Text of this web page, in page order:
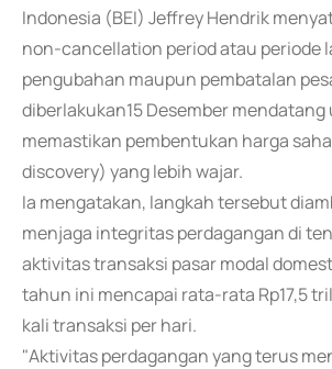
Indonesia (BEI) Jeffrey Hendrik
non-cancellation period atau periode
pengubahan maupun pembatalan
diberlakukan15 Desember
memastikan pembentukan harga
discovery) yang lebih wajar.
Ia mengatakan, langkah tersebut
menjaga integritas perdagangan di
aktivitas transaksi pasar modal
tahun ini mencapai rata-rata Rp17,5
kali transaksi per hari.
"Aktivitas perdagangan yang terus